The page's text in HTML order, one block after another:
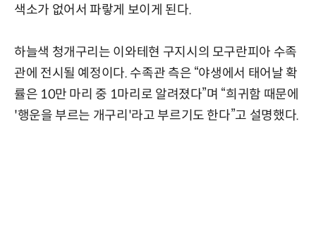
색소가 없어서 파랗게 보이게 된다.
하늘색 청개구리는 이와테현 구지시의 모구란피아 수족
관에 전시될 예정이다. 수족관 측은 “야생에서 태어날 확
률은 10만 마리 중 1마리로 알려졌다”며 “희귀함 때문에
'행운을 부르는 개구리'라고 부르기도 한다”고 설명했다.